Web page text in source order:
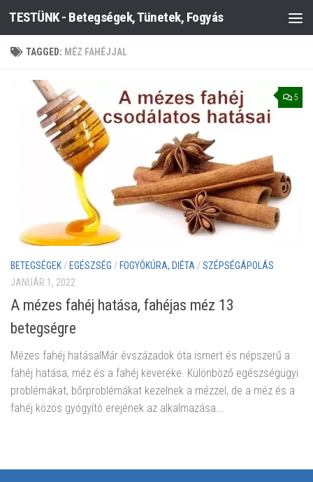
Skip to content
TESTÜNK - Betegségek, Tünetek, Fogyás
TAGGED: MÉZ FAHÉJJAL
5
BETEGSÉGEK / EGÉSZSÉG / FOGYÓKÚRA, DIÉTA /SZÉPSÉGÁPOLÁS
JANUÁR 1, 2022
A mézes fahéj hatása, fahéjas méz 13
betegségre
Mézes fahéj hatásaIMár évszázadok óta ismert és népszerű a
fahéj hatása, méz és a fahéj keveréke. Különböző egészségügyi
problémákat, bőrproblémákat kezelnek a mézzel, de a méz és a
fahéj közös gyógyító erejének az alkalmazása...